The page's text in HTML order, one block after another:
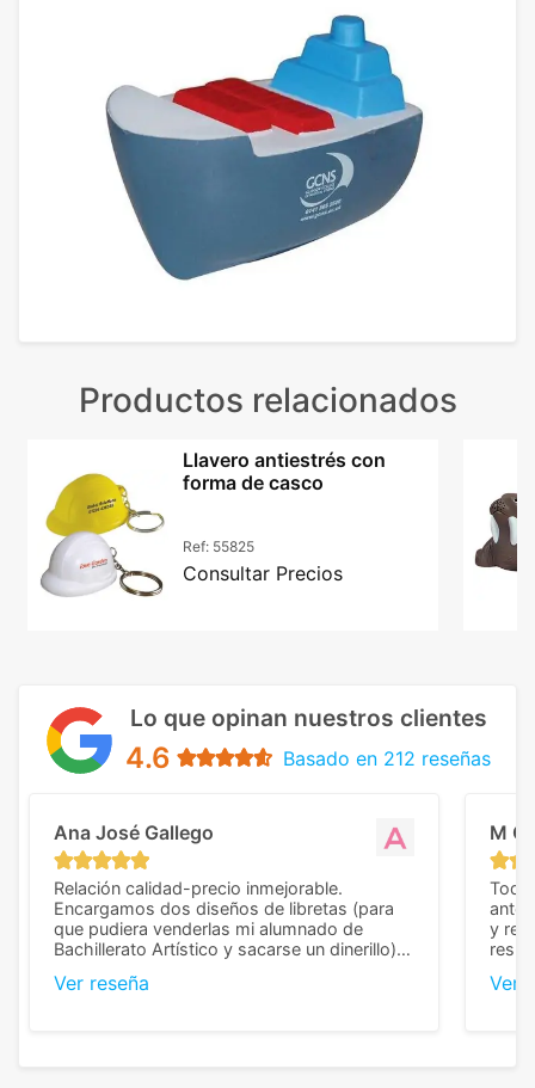
Productos relacionados
Llavero antiestrés con
forma de casco
Ref: 55825
Consultar Precios
Lo que opinan nuestros clientes
4.6 Basado en 212 reseñas
Ana José Gallego
Relación calidad-precio inmejorable.
Encargamos dos diseños de libretas (para
que pudiera venderlas mi alumnado de
Bachillerato Artístico y sacarse un dinerillo) y
diferencia, con libretas de muy buena calidad
Ver reseña
M C
Todo
y
Ver